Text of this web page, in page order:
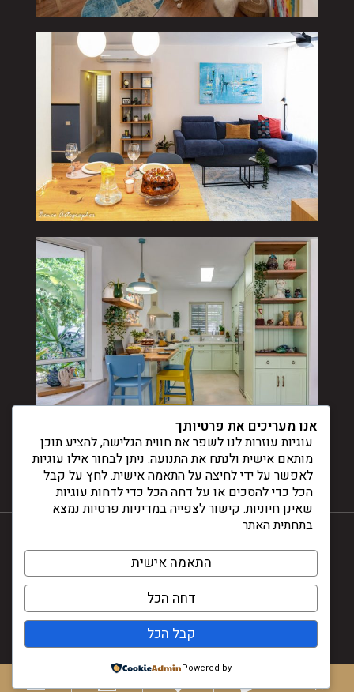
© דינלה 2024
עיצוב ובניית אתרים -
אנו מעריכים את פרטיותך
עוגיות עוזרות לנו לשפר את חווית הגלישה, להציע תוכן
מותאם אישית ולנתח את התנועה. ניתן לבחור אילו עוגיות
לאפשר על ידי לחיצה על התאמה אישית. לחץ על קבל
הכל כדי להסכים או על דחה הכל כדי לדחות עוגיות
שאינן חיוניות. קישור לצפייה במדיניות פרטיות נמצא
בתחתית האתר
התאמה אישית
דחה הכל
קבל הכל
Powered by